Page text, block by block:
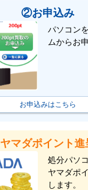
②お申込み
パソコン
ムからお
お申込みはこちら
ヤマダポイント進
処分パソ
ヤマダポ
します。